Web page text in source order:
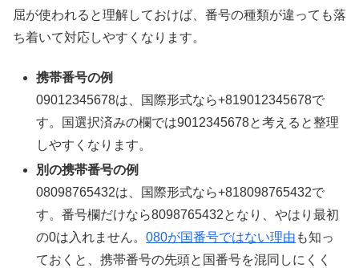
屈が使われると理解しておけば、番号の種類が違っても落
ち着いて対応しやすくなります。
携帯番号の例
09012345678は、国際形式なら+819012345678で
す。国選択済みの欄では9012345678と考えると整理
しやすくなります。
別の携帯番号の例
08098765432は、国際形式なら+818098765432で
す。番号欄だけなら8098765432となり、やはり最初
の0は入れません。080が国番号ではない理由 も知っ
ておくと、携帯番号の先頭と国番号を混同しにくく